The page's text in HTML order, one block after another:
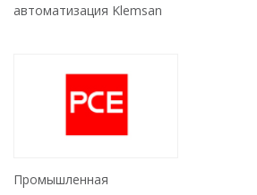
автоматизация Klemsan
Промышленная